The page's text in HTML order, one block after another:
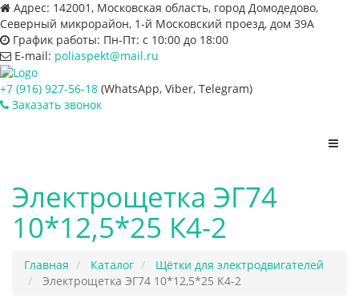
Адрес: 142001, Московская область, город Домодедово,
Северный микрорайон, 1-й Московский проезд, дом 39А
График работы: Пн-Пт: с 10:00 до 18:00
E-mail: poliaspekt@mail.ru
+7 (916) 927-56-18 (WhatsApp, Viber, Telegram)
Заказать звонок
Электрощетка ЭГ74
10*12,5*25 К4-2
Главная Каталог
Щётки для электродвигателей
Электрощетка ЭГ74 10*12,5*25 К4-2